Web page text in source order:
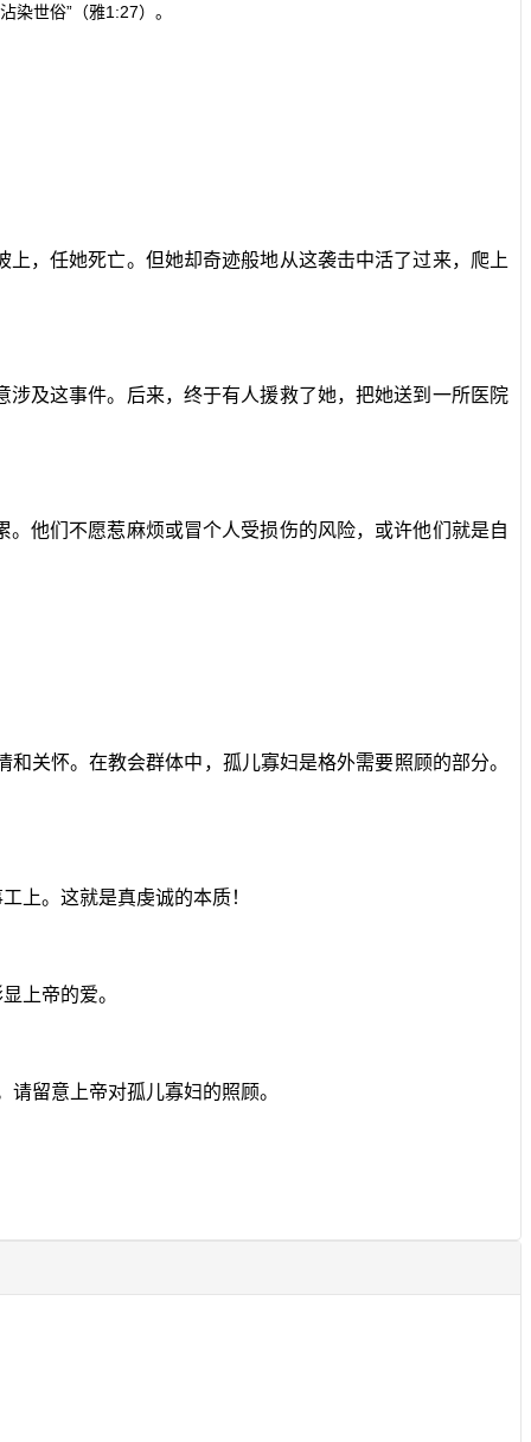
染世俗”（雅1:27）。
，任她死亡。但她却奇迹般地从这袭击中活了过来，爬上
及这事件。后来，终于有人援救了她，把她送到一所医院
他们不愿惹麻烦或冒个人受损伤的风险，或许他们就是自
关怀。在教会群体中，孤儿寡妇是格外需要照顾的部分。
上。这就是真虔诚的本质！
上帝的爱。
请留意上帝对孤儿寡妇的照顾。